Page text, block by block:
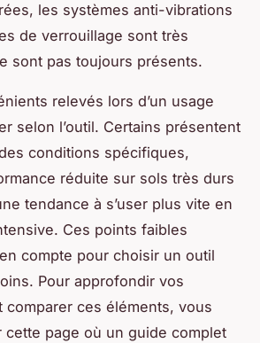
les systèmes anti-vibrations
de verrouillage sont très
sont pas toujours présents.
relevés lors d’un usage
selon l’outil. Certains présentent
conditions spécifiques,
réduite sur sols très durs
tendance à s’user plus vite en
Ces points faibles
compte pour choisir un outil
Pour approfondir vos
comparer ces éléments, vous
cette page où un guide complet